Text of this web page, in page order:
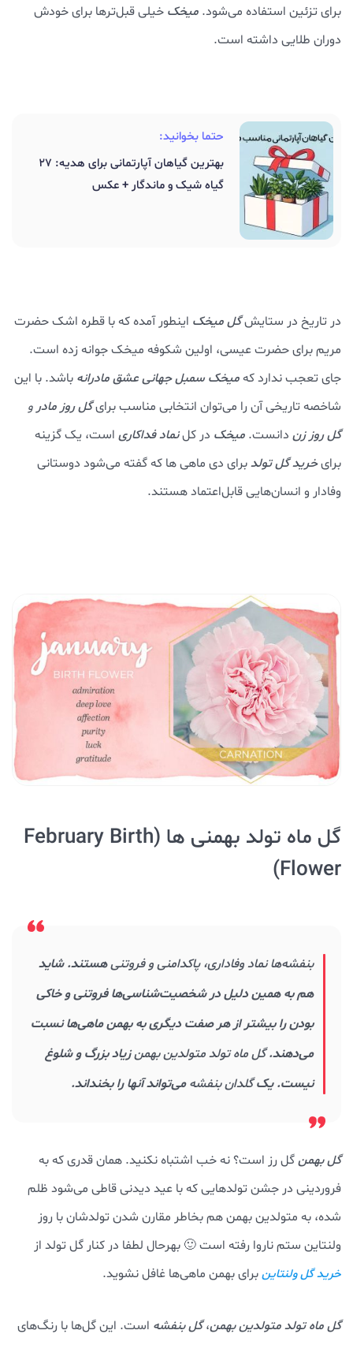
برای تزئین استفاده می‌شود. میخک خیلی قبل‌ترها برای خودش
دوران طلایی داشته است.
حتما بخوانید:
بهترین گیاهان آپارتمانی برای هدیه: 27
گیاه شیک و ماندگار + عکس
در تاریخ در ستایشگل میخک اینطور آمده که با قطره اشک حضرت
مریم برای حضرت عیسی، اولین شکوفه میخک جوانه زده است.
جای تعجب ندارد کهمیخک سمبل جهانی عشق مادرانه باشد. با این
شاخصه تاریخی آن را می‌توان انتخابی مناسب برایگل روز مادر و
گل روز زن دانست. میخک در کلنماد فداکاری است، یک گزینه
برایخرید گل تولدبرای دی ماهی ها که گفته می‌شود دوستانی
وفادار و انسان‌هایی قابل‌اعتماد هستند.
گل ماه تولد بهمنی ها (February Birth
Flower)
بنفشه‌هانماد وفاداری، پاکدامنی و فروتنیهستند. شاید
هم به همین دلیل در شخصیت‌شناسی‌ها فروتنی و خاکی
بودن را بیشتر از هر صفت دیگری به بهمن ماهی‌ها نسبت
می‌دهند.گل ماه تولد متولدین بهمنزیاد بزرگ و شلوغ
نیست. یکگلدان بنفشهمی‌تواند آنها را بخنداند.
گل بهمنگل رز است؟ نه خب اشتباه نکنید. همان قدری که به
فروردینی در جشن تولدهایی که با عید دیدنی قاطی می‌شود ظلم
شده، به متولدین بهمن هم بخاطر مقارن شدن تولدشان با روز
ولنتاین ستم ناروا رفته است 🙂 بهرحال لطفا در کنار گل تولد از
خرید گل ولنتاینبرای بهمن ماهی‌ها غافل نشوید.
گل ماه تولد متولدین بهمن،گل بنفشه است. این گل‌ها با رنگ‌های